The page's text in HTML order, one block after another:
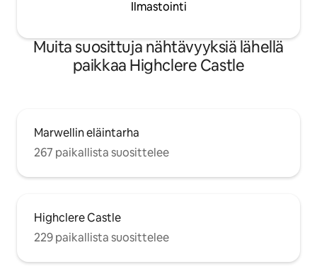
Ilmastointi
Muita suosittuja nähtävyyksiä lähellä
paikkaa Highclere Castle
Marwellin eläintarha
267 paikallista suosittelee
Highclere Castle
229 paikallista suosittelee